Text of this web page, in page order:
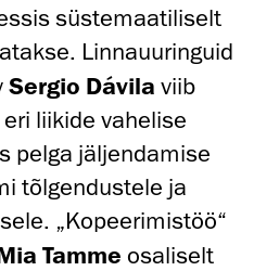
süstemaatiliselt
Linnauuringuid
Sergio Dávila viib
liikide vahelise
pelga jäljendamise
tõlgendustele ja
„Kopeerimistöö“
Tamme osaliselt